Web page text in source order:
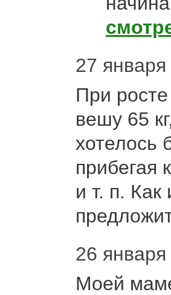
27
При
вешу 65
хотелось
прибегая
и т. п.
26
Моей